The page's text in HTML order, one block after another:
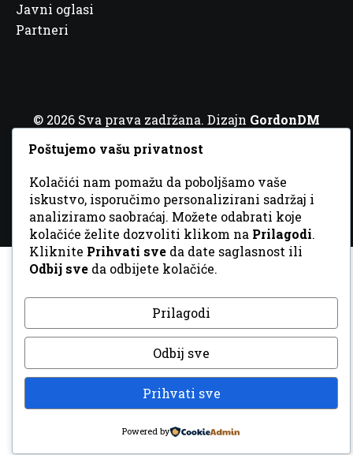
Javni oglasi
Partneri
© 2026 Sva prava zadržana. Dizajn GordonDM
Poštujemo vašu privatnost
Kolačići nam pomažu da poboljšamo vaše
iskustvo, isporučimo personalizirani sadržaj i
analiziramo saobraćaj. Možete odabrati koje
kolačiće želite dozvoliti klikom na Prilagodi.
Kliknite Prihvati sve da date saglasnost ili
Odbij sve da odbijete kolačiće.
Prilagodi
Odbij sve
Prihvati sve
Powered by